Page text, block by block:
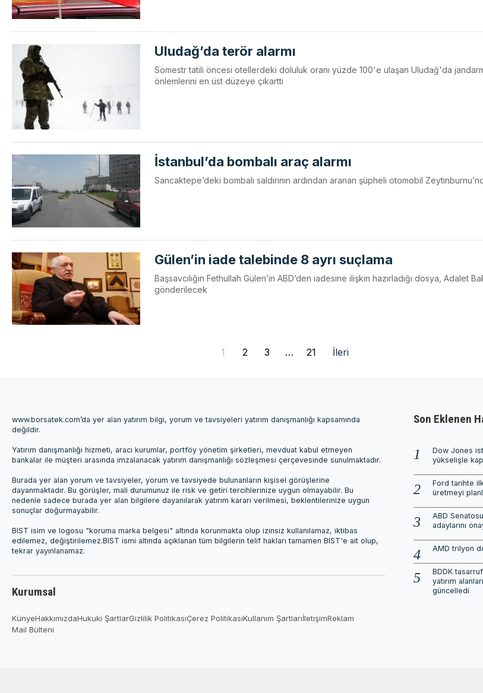
Uludağ’da terör alarmı
Sömestr tatili öncesi otellerdeki doluluk oranı yüzde 100'e ulaşan Uludağ'da
önlemlerini en üst düzeye çıkarttı
İstanbul’da bombalı araç alarmı
Sancaktepe’deki bombalı saldırının ardından aranan şüpheli otomobil
Gülen’in iade talebinde 8 ayrı suçlama
Başsavcılığın Fethullah Gülen’in ABD’den iadesine ilişkin hazırladığı dosya, Adalet
gönderilecek
1 2 3 … 21 İleri
www.borsatek.com’da yer alan yatırım bilgi, yorum ve tavsiyeleri yatırım danışmanlığı kapsamında
değildir.
Yatırım danışmanlığı hizmeti, aracı kurumlar, portföy yönetim şirketleri, mevduat kabul etmeyen
bankalar ile müşteri arasında imzalanacak yatırım danışmanlığı sözleşmesi çerçevesinde sunulmaktadır.
Burada yer alan yorum ve tavsiyeler, yorum ve tavsiyede bulunanların kişisel görüşlerine
dayanmaktadır. Bu görüşler, mali durumunuz ile risk ve getiri tercihlerinize uygun olmayabilir. Bu
nedenle sadece burada yer alan bilgilere dayanılarak yatırım kararı verilmesi, beklentilerinize uygun
sonuçlar doğurmayabilir.
BIST isim ve logosu "koruma marka belgesi" altında korunmakta olup izinsiz kullanılamaz, iktibas
edilemez, değiştirilemez.BIST ismi altında açıklanan tüm bilgilerin telif hakları tamamen BIST'e ait olup,
tekrar yayınlanamaz.
Kurumsal
KünyeHakkımızdaHukuki ŞartlarGizlilik PolitikasıÇerez PolitikasıKullanım ŞartlarıİletişimReklam
Mail Bülteni
Son Eklenen
Dow Jones
yükselişle
Ford tarihte
üretmeyi
ABD
adaylarını
AMD trilyon
BDDK
yatırım
güncelledi